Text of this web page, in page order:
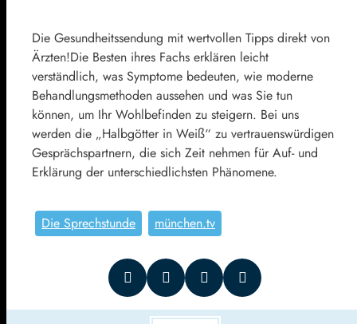
Die Gesundheitssendung mit wertvollen Tipps direkt von
Ärzten!Die Besten ihres Fachs erklären leicht
verständlich, was Symptome bedeuten, wie moderne
Behandlungsmethoden aussehen und was Sie tun
können, um Ihr Wohlbefinden zu steigern. Bei uns
werden die „Halbgötter in Weiß“ zu vertrauenswürdigen
Gesprächspartnern, die sich Zeit nehmen für Auf- und
Erklärung der unterschiedlichsten Phänomene.
Die Sprechstunde münchen.tv